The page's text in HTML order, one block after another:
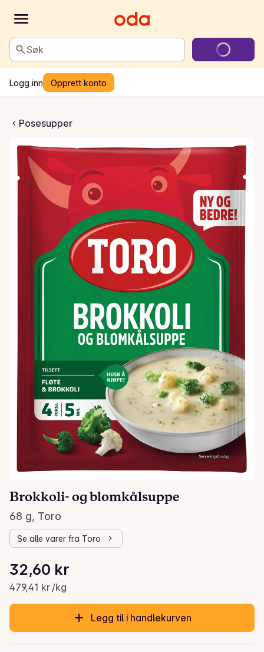
Søk
Logg inn Opprett konto
Posesupper
blomkålsuppe
Brokkoli- og blomkålsuppe
68 g, Toro
Se alle varer fra Toro
Gjeldende pris er: 32,60 kr
32,60 kr
479,41 kr /kg
Stykkpris: 479,41 kr /kg
Legg til i handlekurven